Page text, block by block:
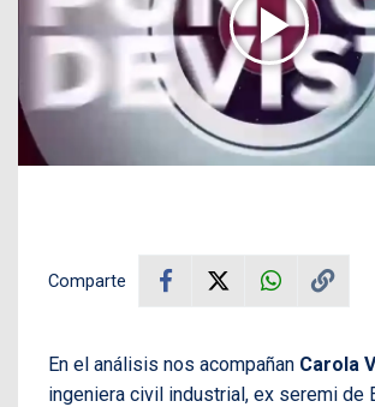
Comparte
En el análisis nos acompañan Carola
ingeniera civil industrial, ex seremi de